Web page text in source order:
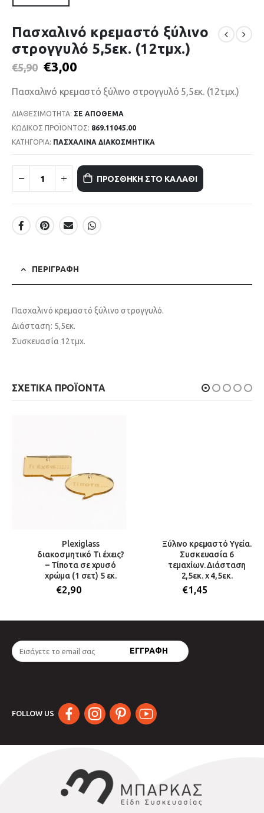
Πασχαλινό κρεμαστό ξύλινο
στρογγυλό 5,5εκ. (12τμχ.)
€5,90 €3,00
Πασχαλινό κρεμαστό ξύλινο στρογγυλό 5,5εκ. (12τμχ.)
ΔΙΑΘΕΣΙΜΌΤΗΤΑ: ΣΕ ΑΠΌΘΕΜΑ
ΚΩΔΙΚΌΣ ΠΡΟΪΌΝΤΟΣ: 869.11045.00
ΚΑΤΗΓΟΡΊΑ: ΠΑΣΧΑΛΙΝΑ ΔΙΑΚΟΣΜΗΤΙΚΑ
ΠΡΟΣΘΉΚΗ ΣΤΟ ΚΑΛΆΘΙ
ΠΕΡΙΓΡΑΦΉ
Πασχαλινό κρεμαστό ξύλινο στρογγυλό.
Διάσταση: 5,5εκ.
Συσκευασία 12τμχ.
ΣΧΕΤΙΚΆ ΠΡΟΪΌΝΤΑ
Plexiglass
διακοσμητικό Τι έχεις?
– Τίποτα σε χρυσό
χρώμα (1 σετ) 5 εκ.
€2,90
Ξύλινο κρεμαστό Υγεία.
Συσκευασία 6
τεμαχίων. Διάσταση
2,5εκ. x 4,5εκ.
€1,45
FOLLOW US